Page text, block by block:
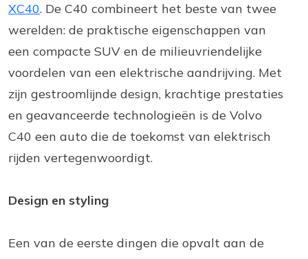
XC40. De C40 combineert het beste van twee
werelden: de praktische eigenschappen van
een compacte SUV en de milieuvriendelijke
voordelen van een elektrische aandrijving. Met
zijn gestroomlijnde design, krachtige prestaties
en geavanceerde technologieën is de Volvo
C40 een auto die de toekomst van elektrisch
rijden vertegenwoordigt.
Design en styling
Een van de eerste dingen die opvalt aan de